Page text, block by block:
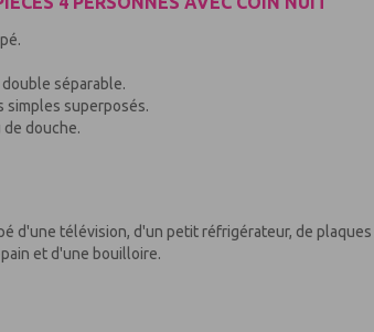
séparable.
simples superposés.
de douche.
d'une télévision, d'un petit réfrigérateur, de
et d'une bouilloire.